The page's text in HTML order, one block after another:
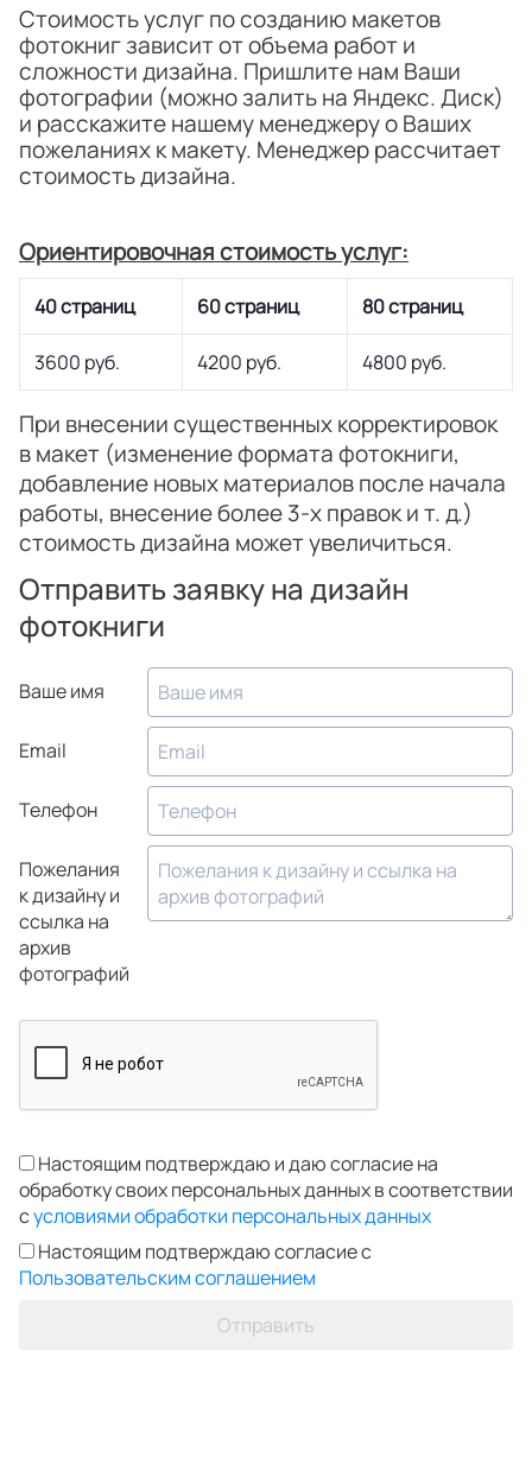
Стоимость услуг по созданию макетов
фотокниг зависит от объема работ и
сложности дизайна. Пришлите нам Ваши
фотографии (можно залить на Яндекс. Диск)
и расскажите нашему менеджеру о Ваших
пожеланиях к макету. Менеджер рассчитает
стоимость дизайна.
Ориентировочная стоимость услуг:
40 страниц 60 страниц 80 страниц
3600 руб. 4200 руб. 4800 руб.
При внесении существенных корректировок
в макет (изменение формата фотокниги,
добавление новых материалов после начала
работы, внесение более 3-х правок и т. д.)
стоимость дизайна может увеличиться.
Отправить заявку на дизайн
фотокниги
Ваше имя
Email
Телефон
Пожелания
к дизайну и
ссылка на
архив
фотографий
Настоящим подтверждаю и даю согласие на
обработку своих персональных данных в соответствии
сусловиями обработки персональных данных
Настоящим подтверждаю согласие с
Пользовательским соглашением
Отправить